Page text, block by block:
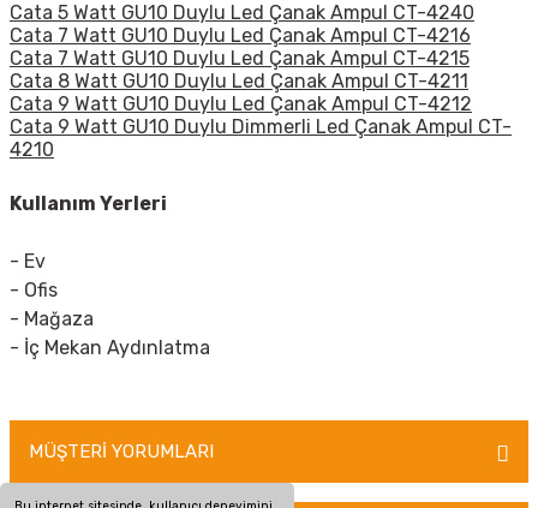
Cata 5 Watt GU10 Duylu Led Çanak Ampul CT-4240
Cata 7 Watt GU10 Duylu Led Çanak Ampul CT-4216
Cata 7 Watt GU10 Duylu Led Çanak Ampul CT-4215
Cata 8 Watt GU10 Duylu Led Çanak Ampul CT-4211
Cata 9 Watt GU10 Duylu Led Çanak Ampul CT-4212
Cata 9 Watt GU10 Duylu Dimmerli Led Çanak Ampul CT-
4210
Kullanım Yerleri
- Ev
- Ofis
- Mağaza
- İç Mekan Aydınlatma
MÜŞTERİ YORUMLARI